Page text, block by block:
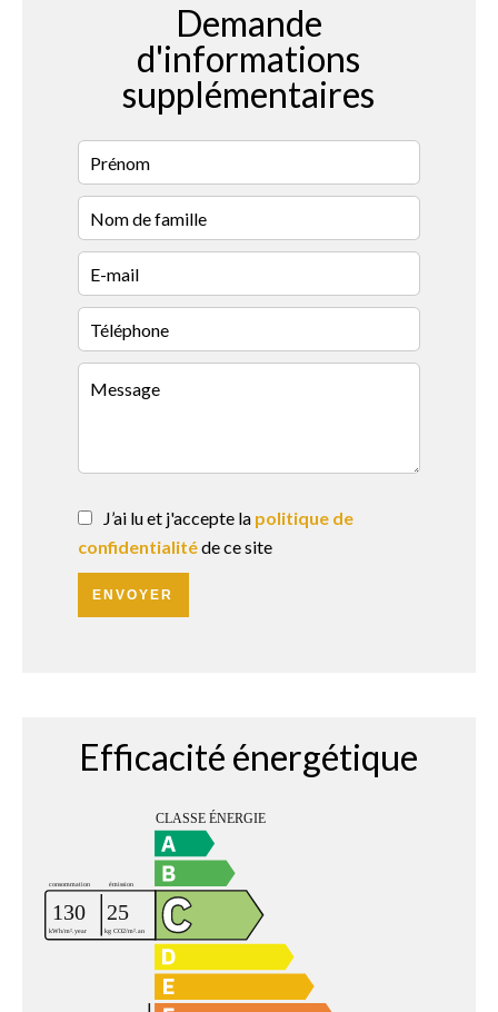
Demande
d'informations
supplémentaires
J’ai lu et j'accepte la politique de
confidentialitéde ce site
ENVOYER
Efficacité énergétique